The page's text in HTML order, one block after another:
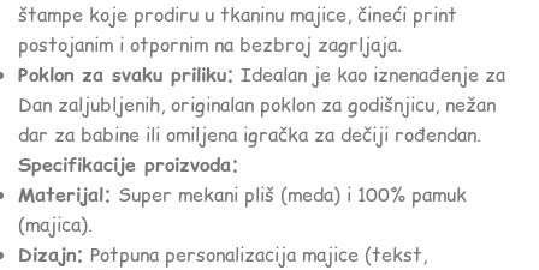
štampe koje prodiru u tkaninu majice, čineći print
postojanim i otpornim na bezbroj zagrljaja.
Poklon za svaku priliku: Idealan je kao iznenađenje za
Dan zaljubljenih, originalan poklon za godišnjicu, nežan
dar za babine ili omiljena igračka za dečiji rođendan.
Specifikacije proizvoda:
Materijal: Super mekani pliš (meda) i 100% pamuk
(majica).
Dizajn: Potpuna personalizacija majice (tekst,